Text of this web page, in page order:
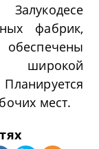
фабрик,
широкой
мест.